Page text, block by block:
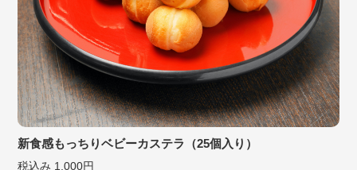
新食感もっちりベビーカステラ（25個入り）
税込み 1,000円